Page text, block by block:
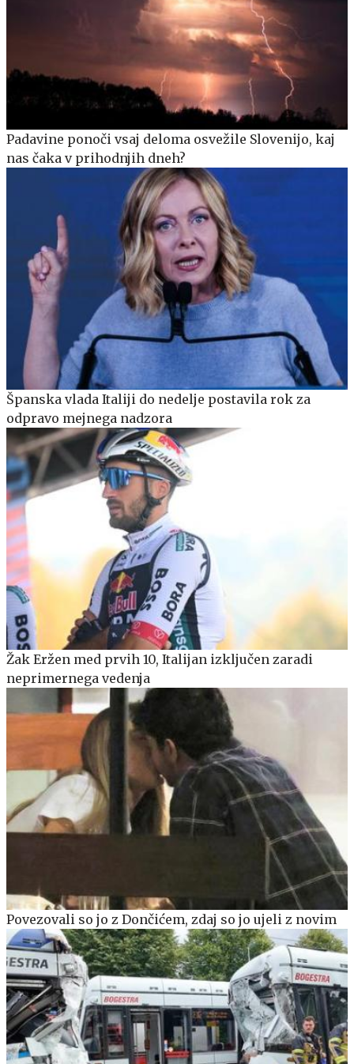
Padavine ponoči vsaj deloma osvežile Slovenijo, kaj
nas čaka v prihodnjih dneh?
Španska vlada Italiji do nedelje postavila rok za
odpravo mejnega nadzora
Žak Eržen med prvih 10, Italijan izključen zaradi
neprimernega vedenja
Povezovali so jo z Dončićem, zdaj so jo ujeli z novim